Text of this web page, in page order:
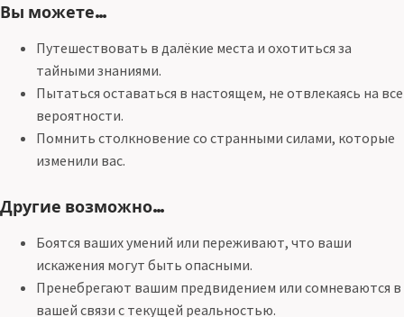
Вы можете…
Путешествовать в далёкие места и охотиться за
тайными знаниями.
Пытаться оставаться в настоящем, не отвлекаясь на все
вероятности.
Помнить столкновение со странными силами, которые
изменили вас.
Другие возможно…
Боятся ваших умений или переживают, что ваши
искажения могут быть опасными.
Пренебрегают вашим предвидением или сомневаются в
вашей связи с текущей реальностью.